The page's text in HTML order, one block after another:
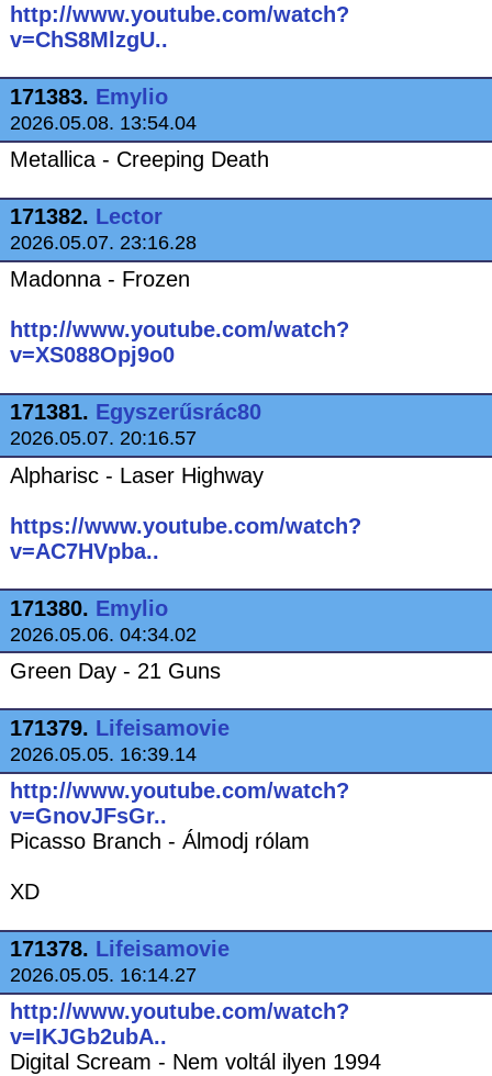
http://www.youtube.com/watch?
v=ChS8MlzgU..
171383. Emylio
2026.05.08. 13:54.04
Metallica - Creeping Death
171382. Lector
2026.05.07. 23:16.28
Madonna - Frozen
http://www.youtube.com/watch?
v=XS088Opj9o0
171381. Egyszerűsrác80
2026.05.07. 20:16.57
Alpharisc - Laser Highway
https://www.youtube.com/watch?
v=AC7HVpba..
171380. Emylio
2026.05.06. 04:34.02
Green Day - 21 Guns
171379. Lifeisamovie
2026.05.05. 16:39.14
http://www.youtube.com/watch?
v=GnovJFsGr..
Picasso Branch - Álmodj rólam
XD
171378. Lifeisamovie
2026.05.05. 16:14.27
http://www.youtube.com/watch?
v=IKJGb2ubA..
Digital Scream - Nem voltál ilyen 1994